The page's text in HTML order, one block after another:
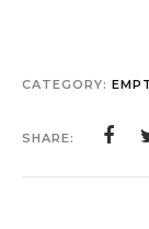
CATEGORY:
SHARE: